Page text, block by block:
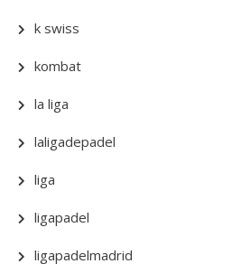
k swiss
kombat
la liga
laligadepadel
liga
ligapadel
ligapadelmadrid